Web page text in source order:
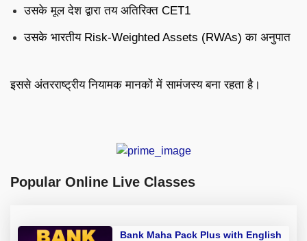
उसके मूल देश द्वारा तय अतिरिक्त CET1
उसके भारतीय Risk-Weighted Assets (RWAs) का अनुपात
इससे अंतरराष्ट्रीय नियामक मानकों में सामंजस्य बना रहता है।
Popular Online Live Classes
Bank Maha Pack Plus with English